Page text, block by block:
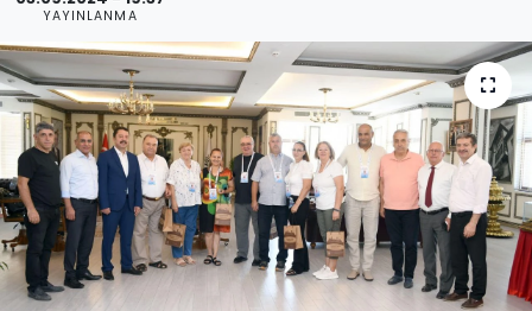
YAYINLANMA
Haber Arşivi